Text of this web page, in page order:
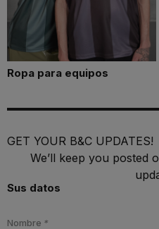
Ropa para equipos
GET YOUR B&C UPDATES!
We’ll keep you posted
Sus datos
Nombre *